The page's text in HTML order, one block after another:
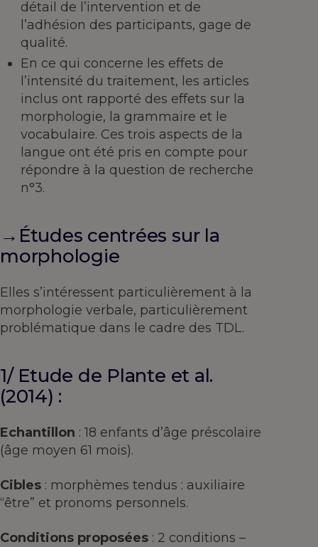
détail de l’intervention et de
l’adhésion des participants, gage de
qualité.
En ce qui concerne les effets de
l’intensité du traitement, les articles
inclus ont rapporté des effets sur la
morphologie, la grammaire et le
vocabulaire. Ces trois aspects de la
langue ont été pris en compte pour
répondre à la question de recherche
n°3.
→Études centrées sur la
morphologie
Elles s’intéressent particulièrement à la
morphologie verbale, particulièrement
problématique dans le cadre des TDL.
1/ Etude de Plante et al.
(2014) :
Echantillon : 18 enfants d’âge préscolaire
(âge moyen 61 mois).
Cibles : morphèmes tendus : auxiliaire
“être” et pronoms personnels.
Conditions proposées : 2 conditions –